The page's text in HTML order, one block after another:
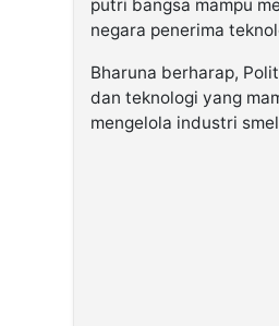
putri bangsa mampu
negara penerima
Bharuna berharap,
dan teknologi yang
mengelola industri